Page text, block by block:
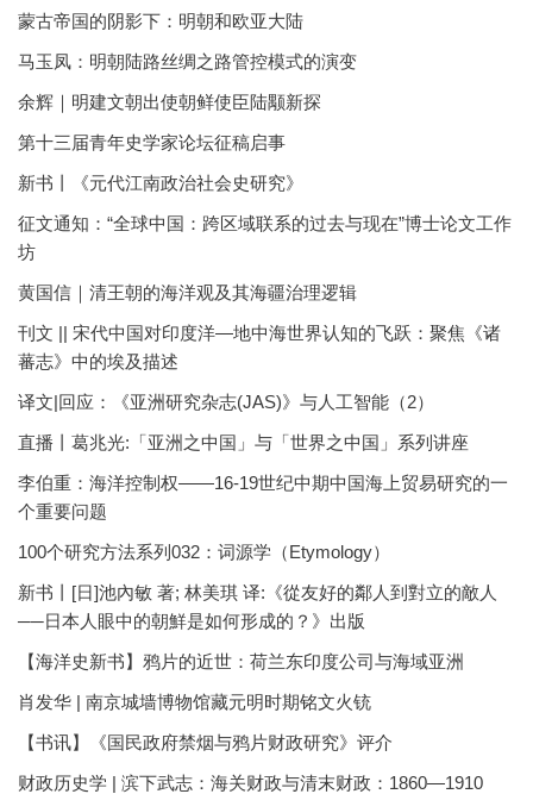
蒙古帝国的阴影下：明朝和欧亚大陆
马玉凤：明朝陆路丝绸之路管控模式的演变
余辉｜明建文朝出使朝鲜使臣陆颙新探
第十三届青年史学家论坛征稿启事
新书丨《元代江南政治社会史研究》
征文通知：“全球中国：跨区域联系的过去与现在”博士论文工作
坊
黄国信｜清王朝的海洋观及其海疆治理逻辑
刊文 || 宋代中国对印度洋—地中海世界认知的飞跃：聚焦《诸
蕃志》中的埃及描述
译文|回应：《亚洲研究杂志(JAS)》与人工智能（2）
直播丨葛兆光:「亚洲之中国」与「世界之中国」系列讲座
李伯重：海洋控制权——16-19世纪中期中国海上贸易研究的一
个重要问题
100个研究方法系列032：词源学（Etymology）
新书丨[日]池內敏 著; 林美琪 译:《從友好的鄰人到對立的敵人
──日本人眼中的朝鮮是如何形成的？》出版
【海洋史新书】鸦片的近世：荷兰东印度公司与海域亚洲
肖发华 | 南京城墙博物馆藏元明时期铭文火铳
【书讯】《国民政府禁烟与鸦片财政研究》评介
财政历史学 | 滨下武志：海关财政与清末财政：1860—1910